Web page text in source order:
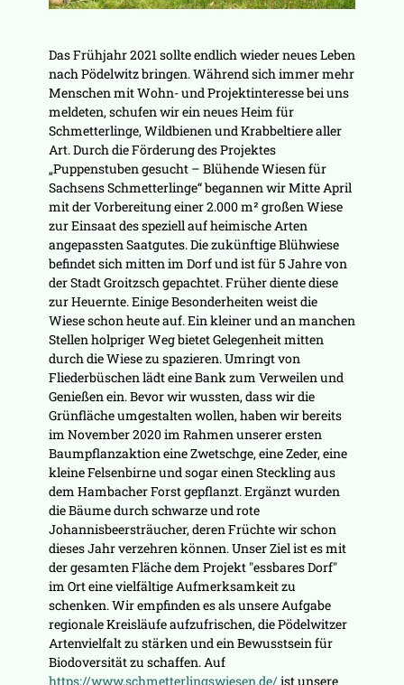
Das Frühjahr 2021 sollte endlich wieder neues Leben
nach Pödelwitz bringen. Während sich immer mehr
Menschen mit Wohn- und Projektinteresse bei uns
meldeten, schufen wir ein neues Heim für
Schmetterlinge, Wildbienen und Krabbeltiere aller
Art. Durch die Förderung des Projektes
„Puppenstuben gesucht – Blühende Wiesen für
Sachsens Schmetterlinge“ begannen wir Mitte April
mit der Vorbereitung einer 2.000 m² großen Wiese
zur Einsaat des speziell auf heimische Arten
angepassten Saatgutes. Die zukünftige Blühwiese
befindet sich mitten im Dorf und ist für 5 Jahre von
der Stadt Groitzsch gepachtet. Früher diente diese
zur Heuernte. Einige Besonderheiten weist die
Wiese schon heute auf. Ein kleiner und an manchen
Stellen holpriger Weg bietet Gelegenheit mitten
durch die Wiese zu spazieren. Umringt von
Fliederbüschen lädt eine Bank zum Verweilen und
Genießen ein. Bevor wir wussten, dass wir die
Grünfläche umgestalten wollen, haben wir bereits
im November 2020 im Rahmen unserer ersten
Baumpflanzaktion eine Zwetschge, eine Zeder, eine
kleine Felsenbirne und sogar einen Steckling aus
dem Hambacher Forst gepflanzt. Ergänzt wurden
die Bäume durch schwarze und rote
Johannisbeersträucher, deren Früchte wir schon
dieses Jahr verzehren können. Unser Ziel ist es mit
der gesamten Fläche dem Projekt "essbares Dorf"
im Ort eine vielfältige Aufmerksamkeit zu
schenken. Wir empfinden es als unsere Aufgabe
regionale Kreisläufe aufzufrischen, die Pödelwitzer
Artenvielfalt zu stärken und ein Bewusstsein für
Biodoversität zu schaffen. Auf
https://www.schmetterlingswiesen.de/ist unsere